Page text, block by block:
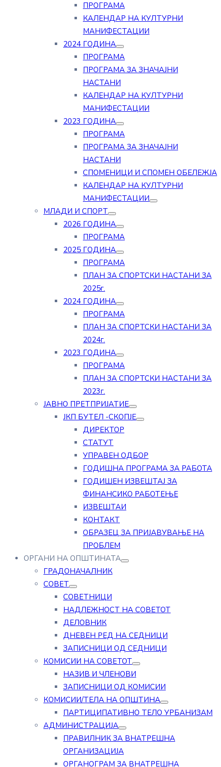
ПРОГРАМА
КАЛЕНДАР НА КУЛТУРНИ
МАНИФЕСТАЦИИ
2024 ГОДИНА
ПРОГРАМА
ПРОГРАМА ЗА ЗНАЧАЈНИ
НАСТАНИ
КАЛЕНДАР НА КУЛТУРНИ
МАНИФЕСТАЦИИ
2023 ГОДИНА
ПРОГРАМА
ПРОГРАМА ЗА ЗНАЧАЈНИ
НАСТАНИ
СПОМЕНИЦИ И СПОМЕН ОБЕЛЕЖЈА
КАЛЕНДАР НА КУЛТУРНИ
МАНИФЕСТАЦИИ
МЛАДИ И СПОРТ
2026 ГОДИНА
ПРОГРАМА
2025 ГОДИНА
ПРОГРАМА
ПЛАН ЗА СПОРТСКИ НАСТАНИ ЗА
2025г.
2024 ГОДИНА
ПРОГРАМА
ПЛАН ЗА СПОРТСКИ НАСТАНИ ЗА
2024г.
2023 ГОДИНА
ПРОГРАМА
ПЛАН ЗА СПОРТСКИ НАСТАНИ ЗА
2023г.
ЈАВНО ПРЕТПРИЈАТИЕ
ЈКП БУТЕЛ -СКОПЈЕ
ДИРЕКТОР
СТАТУТ
УПРАВЕН ОДБОР
ГОДИШНА ПРОГРАМА ЗА РАБОТА
ГОДИШЕН ИЗВЕШТАЈ ЗА
ФИНАНСИКО РАБОТЕЊЕ
ИЗВЕШТАИ
КОНТАКТ
ОБРАЗЕЦ ЗА ПРИЈАВУВАЊЕ НА
ПРОБЛЕМ
ОРГАНИ НА ОПШТИНАТА
ГРАДОНАЧАЛНИК
СОВЕТ
СОВЕТНИЦИ
НАДЛЕЖНОСТ НА СОВЕТОТ
ДЕЛОВНИК
ДНЕВЕН РЕД НА СЕДНИЦИ
ЗАПИСНИЦИ ОД СЕДНИЦИ
КОМИСИИ НА СОВЕТОТ
НАЗИВ И ЧЛЕНОВИ
ЗАПИСНИЦИ ОД КОМИСИИ
КОМИСИИ/ТЕЛА НА ОПШТИНА
ПАРТИЦИПАТИВНО ТЕЛО УРБАНИЗАМ
АДМИНИСТРАЦИЈА
ПРАВИЛНИК ЗА ВНАТРЕШНА
ОРГАНИЗАЦИЈА
ОРГАНОГРАМ ЗА ВНАТРЕШНА